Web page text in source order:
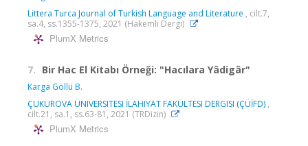
Littera Turca Journal of Turkish Language and Literature , cilt.7,
sa.4, ss.1355-1375, 2021 (Hakemli Dergi)
PlumX Metrics
7. Bir Hac El Kitabı Örneği: "Hacılara Yâdigâr"
Karga Göllü B.
ÇUKUROVA ÜNIVERSITESI İLAHIYAT FAKÜLTESI DERGISI (ÇÜİFD) ,
cilt.21, sa.1, ss.63-81, 2021 (TRDizin)
PlumX Metrics